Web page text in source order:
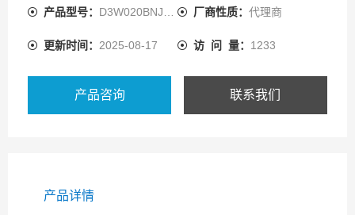
清洗正确应该用CCL4,
产品型号： D3W020BNJW42 厂商性质： 代理商
更新时间： 2025-08-17 访 问 量： 1233
产品咨询 联系我们
产品详情